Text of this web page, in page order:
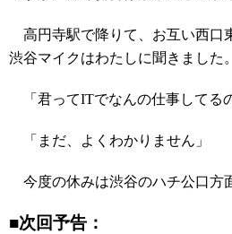
高円寺駅で降りて、お互い西口
渋谷マイクはわたしに聞きました。
「君ってITでなんの仕事してる
「まだ、よくわかりません」
今度の休みは渋谷のハチ公口方
■次回予告：